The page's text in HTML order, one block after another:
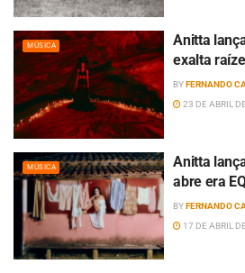
MÚSICA
Anitta
exalta
BYFERNANDO
23 DE ABRIL
MÚSICA
Anitta
abre era
BYFERNANDO
17 DE ABRIL